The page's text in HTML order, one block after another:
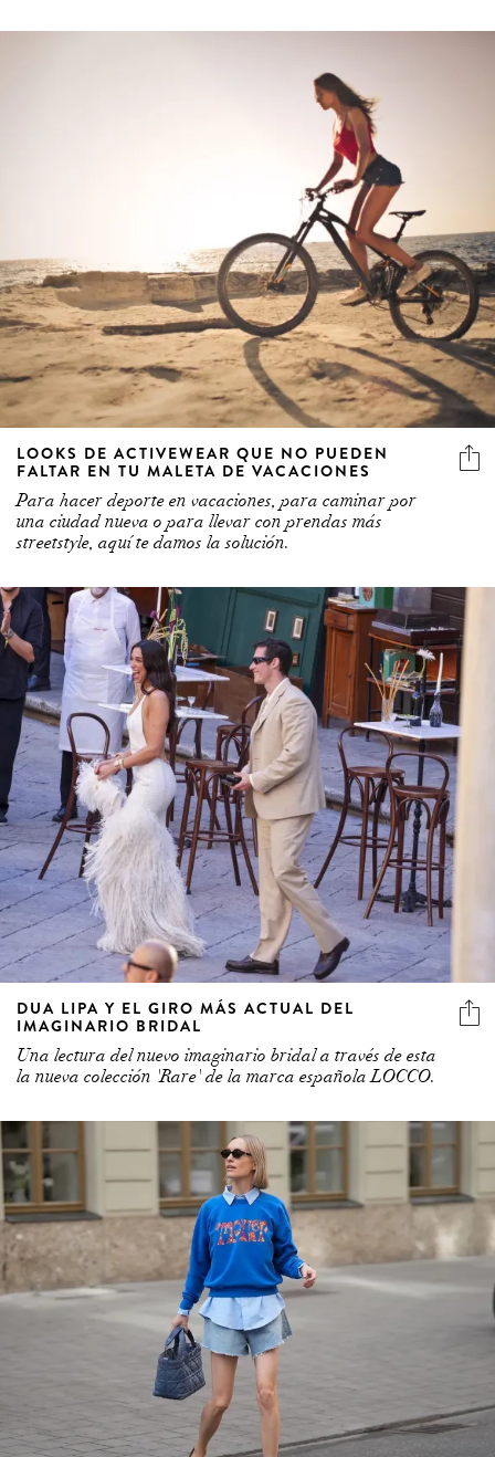
LOOKS DE ACTIVEWEAR QUE NO PUEDEN
FALTAR EN TU MALETA DE VACACIONES
Para hacer deporte en vacaciones, para caminar por
una ciudad nueva o para llevar con prendas más
streetstyle, aquí te damos la solución.
DUA LIPA Y EL GIRO MÁS ACTUAL DEL
IMAGINARIO BRIDAL
Una lectura del nuevo imaginario bridal a través de esta
la nueva colección 'Rare' de la marca española LOCCO.